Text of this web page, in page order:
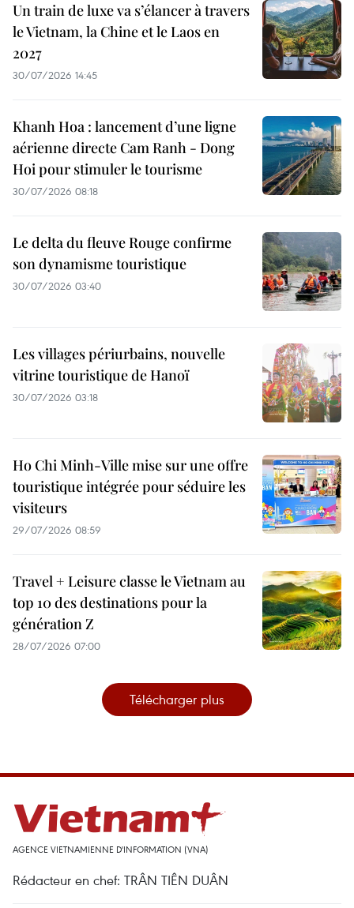
Un train de luxe va s’élancer à travers
le Vietnam, la Chine et le Laos en
2027
30/07/2026 14:45
Khanh Hoa : lancement d’une ligne
aérienne directe Cam Ranh - Dong
Hoi pour stimuler le tourisme
30/07/2026 08:18
Le delta du fleuve Rouge confirme
son dynamisme touristique
30/07/2026 03:40
Les villages périurbains, nouvelle
vitrine touristique de Hanoï
30/07/2026 03:18
Ho Chi Minh-Ville mise sur une offre
touristique intégrée pour séduire les
visiteurs
29/07/2026 08:59
Travel + Leisure classe le Vietnam au
top 10 des destinations pour la
génération Z
28/07/2026 07:00
Télécharger plus
AGENCE VIETNAMIENNE D'INFORMATION (VNA)
Rédacteur en chef: TRÂN TIÊN DUÂN